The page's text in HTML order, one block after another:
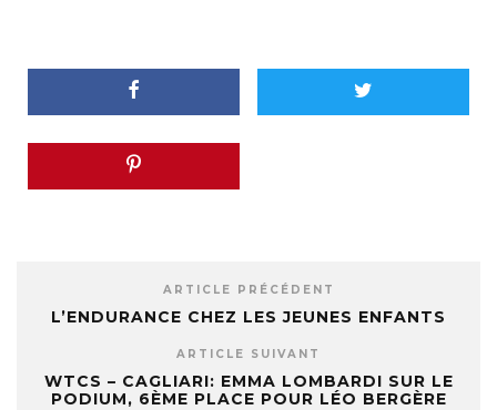
ARTICLE PRÉCÉDENT
L’ENDURANCE CHEZ LES JEUNES ENFANTS
ARTICLE SUIVANT
WTCS – CAGLIARI: EMMA LOMBARDI SUR LE
PODIUM, 6ÈME PLACE POUR LÉO BERGÈRE